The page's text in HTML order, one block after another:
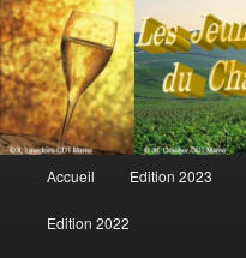
Les jeunes
Aller au contenu principal
Aller au contenu secondaire
Accueil Edition 2023
Edition 2022